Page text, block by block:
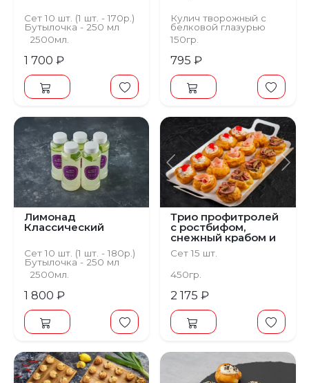
Сет 10 шт. (1 шт. - 170р.)
Бутылочка - 250 мл
2500мл.
1 700 ₽
Кулич творожный с
белковой глазурью
(Бездрожжевой,
творог 9%,
сливочное масло).
150гр.
795 ₽
Лимонад
Классический
Сет 10 шт. (1 шт. - 180р.)
Бутылочка - 250 мл
2500мл.
1 800 ₽
Предыдущий
Трио профитролей
с ростбифом,
снежный крабом и
ветчиной
Сет 15 шт.
450гр.
2 175 ₽